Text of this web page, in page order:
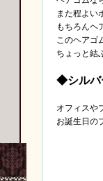
また程よい
もちろんヘ
このヘアゴ
ちょっと結
◆シルバ
オフィスや
お誕生日の